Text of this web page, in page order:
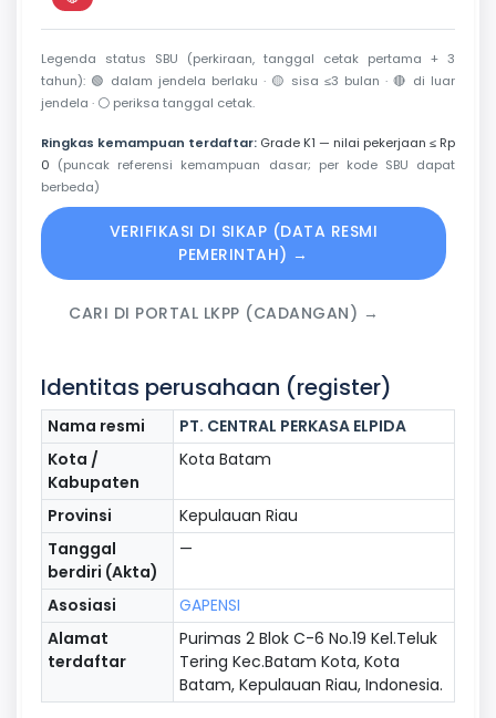
Legenda status SBU (perkiraan, tanggal cetak pertama + 3
tahun): 🟢 dalam jendela berlaku · 🟡 sisa ≤3 bulan · 🔴 di luar
jendela · ⚪ periksa tanggal cetak.
Ringkas kemampuan terdaftar: Grade K1 — nilai pekerjaan ≤ Rp
0 (puncak referensi kemampuan dasar; per kode SBU dapat
berbeda)
VERIFIKASI DI SIKAP (DATA RESMI
PEMERINTAH) →
CARI DI PORTAL LKPP (CADANGAN) →
Identitas perusahaan (register)
Nama resmi
PT. CENTRAL PERKASA ELPIDA
Kota /
Kabupaten
Kota Batam
Provinsi
Kepulauan Riau
Tanggal
berdiri (Akta)
—
Asosiasi
GAPENSI
Alamat
terdaftar
Purimas 2 Blok C-6 No.19 Kel.Teluk
Tering Kec.Batam Kota, Kota
Batam, Kepulauan Riau, Indonesia.